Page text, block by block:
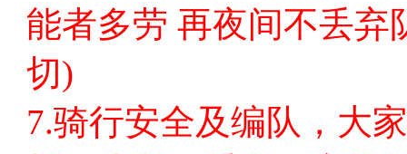
能者多劳 再夜间不丢弃
切)
7.骑行安全及编队，大